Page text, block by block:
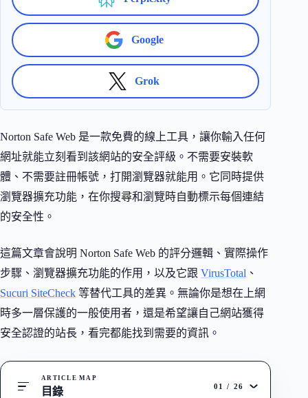
Google
Grok
Norton Safe Web 是一款免費的線上工具，讓你輸入任何
網址就能立刻看到該網站的安全評級。不需要安裝軟
體、不需要註冊帳號，打開瀏覽器就能用。它同時提供
瀏覽器擴充功能，在你搜尋和瀏覽時自動標示每個連結
的安全性。
這篇文章會說明 Norton Safe Web 的評分邏輯、實際操作
步驟、瀏覽器擴充功能的作用，以及它跟 VirusTotal 、
Sucuri SiteCheck 等替代工具的差異。無論你是想在上網
時多一層保護的一般使用者，還是希望讓自己網站獲得
安全認證的站長，看完都能找到需要的資訊。
ARTICLE MAP
目錄 01 / 26